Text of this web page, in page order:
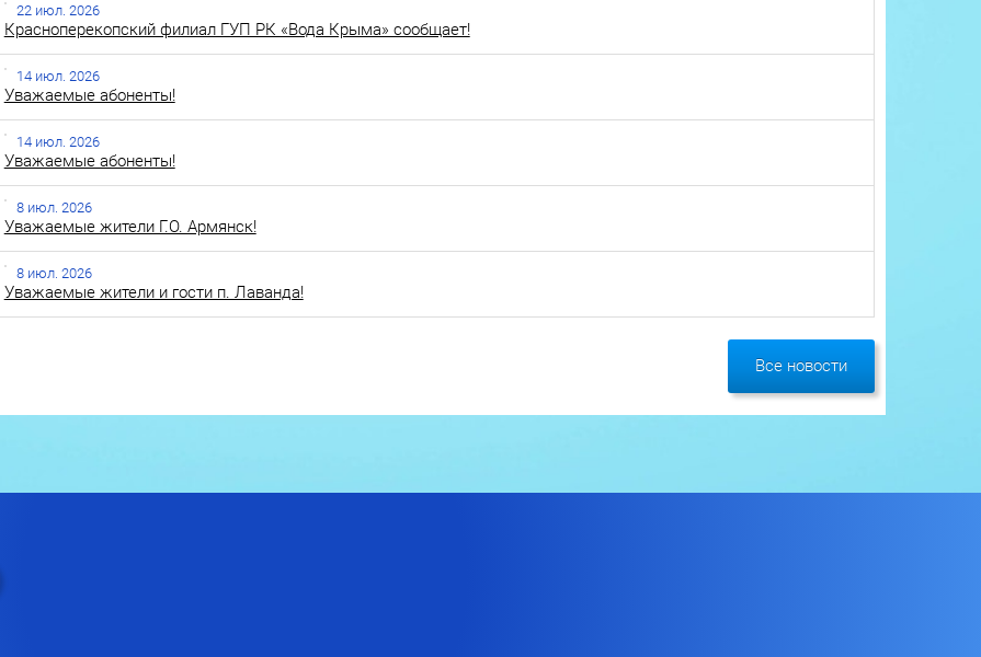
22 июл. 2026
Красноперекопский филиал ГУП РК «Вода Крыма» сообщает!
14 июл. 2026
Уважаемые абоненты!
14 июл. 2026
Уважаемые абоненты!
8 июл. 2026
Уважаемые жители Г.О. Армянск!
8 июл. 2026
Уважаемые жители и гости п. Лаванда!
Все новости